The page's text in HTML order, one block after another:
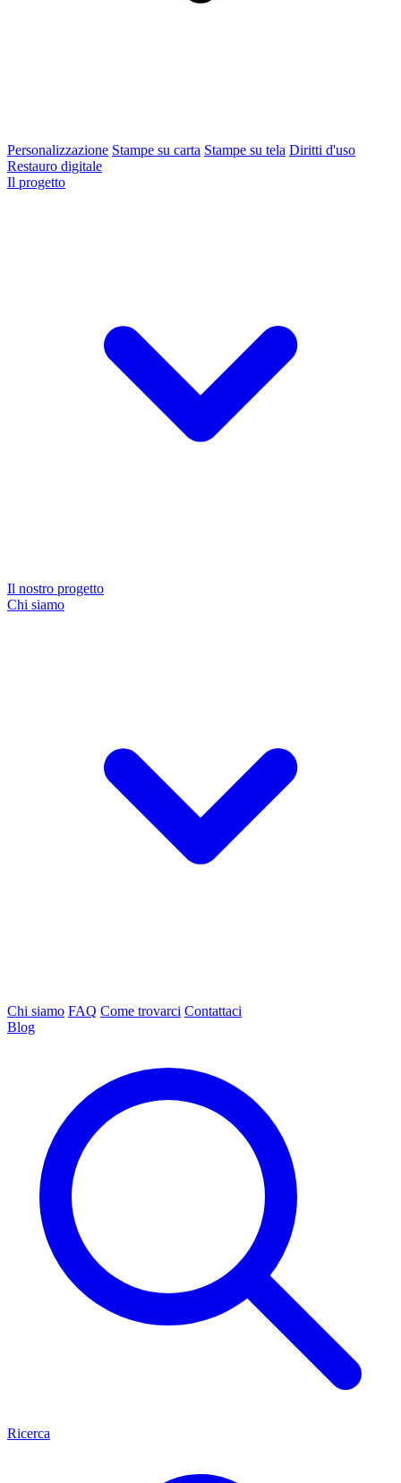
Personalizzazione Stampe su carta Stampe su tela Diritti d'uso
Restauro digitale
Il progetto
Il nostro progetto
Chi siamo
Chi siamo FAQ Come trovarci Contattaci
Blog
Ricerca